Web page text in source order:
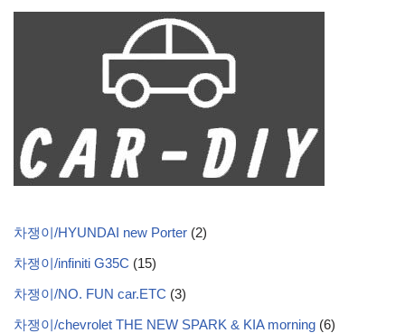
차쟁이/HYUNDAI new Porter (2)
차쟁이/infiniti G35C (15)
차쟁이/NO. FUN car.ETC (3)
차쟁이/chevrolet THE NEW SPARK & KIA morning (6)